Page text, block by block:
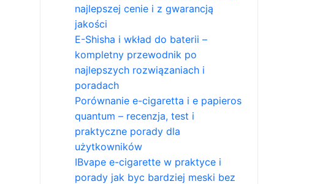
najlepszej cenie i z gwarancją
jakości
E-Shisha i wkład do baterii –
kompletny przewodnik po
najlepszych rozwiązaniach i
poradach
Porównanie e-cigaretta i e papieros
quantum – recenzja, test i
praktyczne porady dla
użytkowników
IBvape e-cigarette w praktyce i
porady jak byc bardziej meski bez